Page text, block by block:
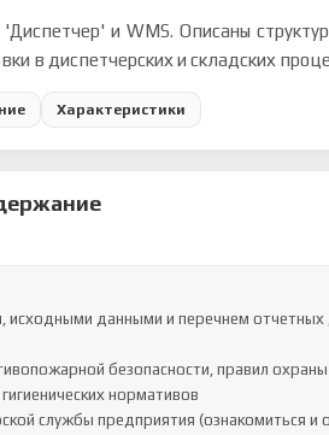
и WMS. Описаны
в диспетчерских и складских
Характеристики
нормативов